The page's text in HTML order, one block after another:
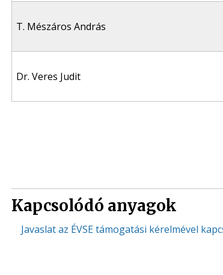
T. Mészáros András
Dr. Veres Judit
Kapcsolódó anyagok
Javaslat az ÉVSE támogatási kérelmével